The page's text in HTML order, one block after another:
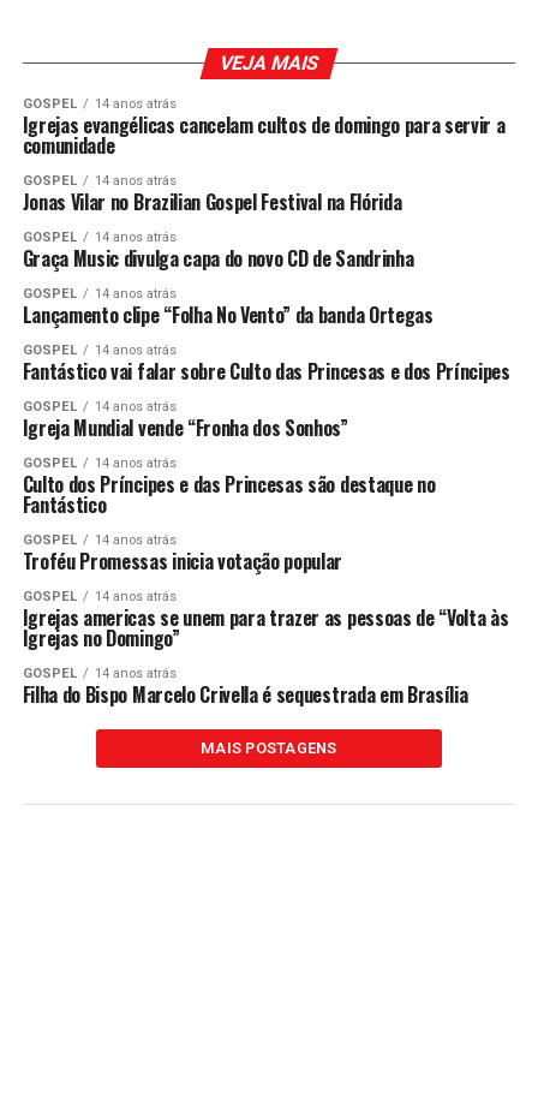
VEJA MAIS
GOSPEL 14 anos atrás
Igrejas evangélicas cancelam cultos de domingo para servir a
comunidade
GOSPEL 14 anos atrás
Jonas Vilar no Brazilian Gospel Festival na Flórida
GOSPEL 14 anos atrás
Graça Music divulga capa do novo CD de Sandrinha
GOSPEL 14 anos atrás
Lançamento clipe “Folha No Vento” da banda Ortegas
GOSPEL 14 anos atrás
Fantástico vai falar sobre Culto das Princesas e dos Príncipes
GOSPEL 14 anos atrás
Igreja Mundial vende “Fronha dos Sonhos”
GOSPEL 14 anos atrás
Culto dos Príncipes e das Princesas são destaque no
Fantástico
GOSPEL 14 anos atrás
Troféu Promessas inicia votação popular
GOSPEL 14 anos atrás
Igrejas americas se unem para trazer as pessoas de “Volta às
Igrejas no Domingo”
GOSPEL 14 anos atrás
Filha do Bispo Marcelo Crivella é sequestrada em Brasília
MAIS POSTAGENS